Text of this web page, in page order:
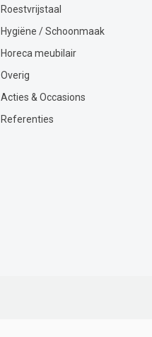
Roestvrijstaal
Hygiëne / Schoonmaak
Horeca meubilair
Overig
Acties & Occasions
Referenties